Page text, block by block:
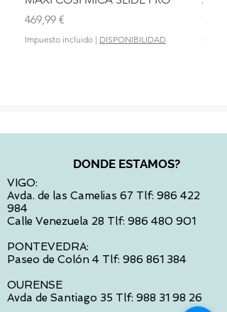
Precio
469,99 €
Impuesto incluido | DISPONIBILIDAD
DONDE ESTAMOS?
VIGO:
Avda. de las Camelias 67 Tlf: 986 422
984
Calle Venezuela 28 Tlf: 986 480 901
PONTEVEDRA:
Paseo de Colón 4 Tlf: 986 861 384
OURENSE
Avda de Santiago 35 Tlf: 988 31 98 26